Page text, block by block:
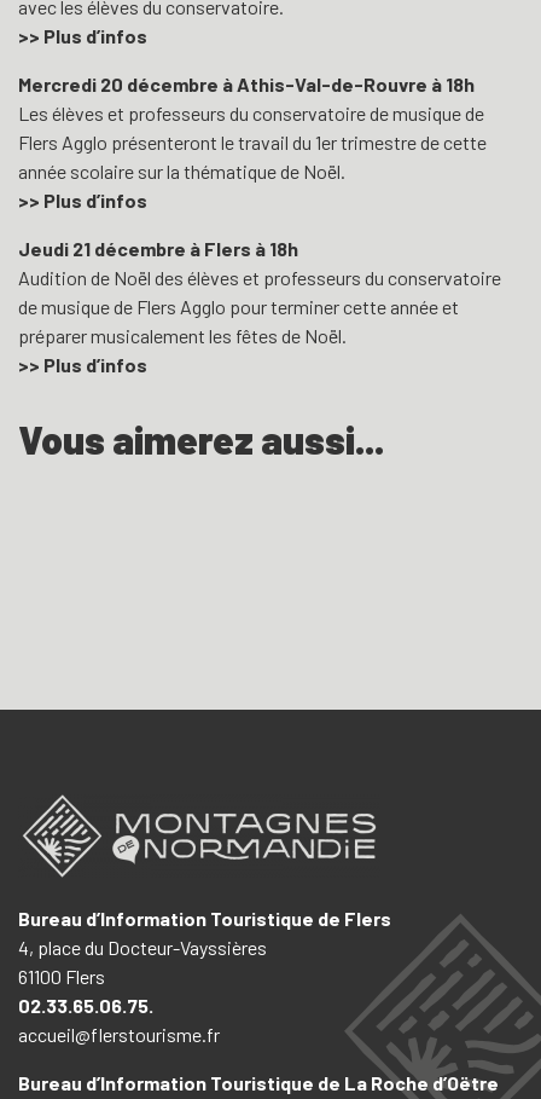
avec les élèves du conservatoire.
>> Plus d’infos
Mercredi 20 décembre à Athis-Val-de-Rouvre à 18h
Les élèves et professeurs du conservatoire de musique de
Flers Agglo présenteront le travail du 1er trimestre de cette
année scolaire sur la thématique de Noël.
>> Plus d’infos
Jeudi 21 décembre à Flers à 18h
Audition de Noël des élèves et professeurs du conservatoire
de musique de Flers Agglo pour terminer cette année et
préparer musicalement les fêtes de Noël.
>> Plus d’infos
Vous aimerez aussi...
L'agenda de Noël
Bureau d’Information Touristique de Flers
4, place du Docteur-Vayssières
61100 Flers
02.33.65.06.75.
accueil@flerstourisme.fr
Bureau d’Information Touristique de La Roche d’Oëtre